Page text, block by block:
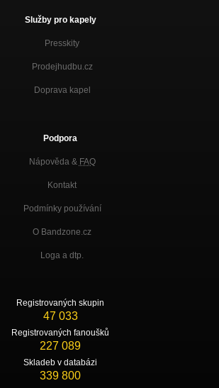
Služby pro kapely
Presskity
Prodejhudbu.cz
Doprava kapel
Podpora
Nápověda & FAQ
Kontakt
Podmínky používání
O Bandzone.cz
Loga a dtp.
Registrovaných skupin
47 033
Registrovaných fanoušků
227 089
Skladeb v databázi
339 800